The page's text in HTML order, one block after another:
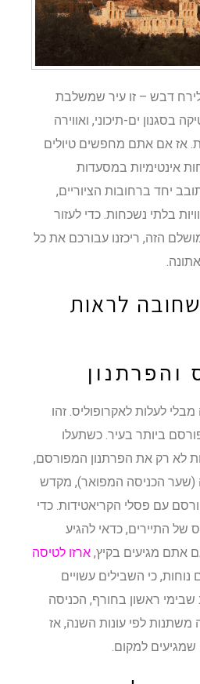
דבש – זו עיר שמשלבת
ים-תיכוני, ואווירה
אם אתם מחפשים טיולים
במסעדות
ברחובות הציוריים,
בלתי נשכחות. כדי לעזור
הזה, ריכזנו עבורכם את כל
לראות
לעלות לאקרופוליס. זהו
ביותר בעיר. כשתעלו
רק את הפרתנון המפורסם,
הכניסה המפואר), מקדש
עם פסלי הקריאטידות. כדי
כדאי להגיע
מגיעים בקיץ,ארזו לטיסה
כי השבילים עשויים
ראשון בחורף, הכניסה
לפי עונות השנה, אז
למקום.